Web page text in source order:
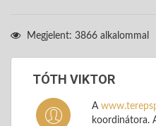
Megjelent: 3866 alkalommal
TÓTH VIKTOR
A
koordinátora.